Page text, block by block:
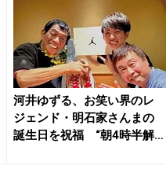
河井ゆずる、お笑い界のレ
ジェンド・明石家さんまの
誕生日を祝福 “朝4時半解